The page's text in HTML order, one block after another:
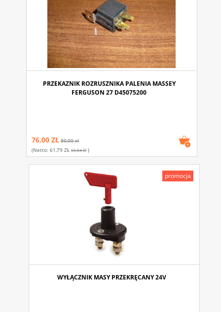
PRZEKAZNIK ROZRUSZNIKA PALENIA MASSEY
FERGUSON 27 D45075200
76,00 ZŁ 80,00 zł
(netto:61,79 ZŁ 65,04 Zł)
WYŁĄCZNIK MASY PRZEKRĘCANY 24V
promocja